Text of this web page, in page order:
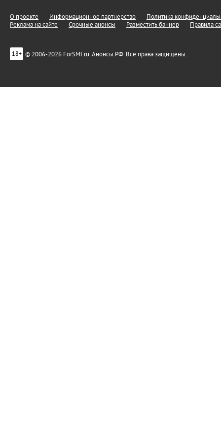
О проекте Информационное партнерство
Политика
Реклама на сайте
Срочные анонсы Разместить баннер Правила
18+ © 2006-2026 ForSMI.ru. Анонсы.РФ. Все права защищены.